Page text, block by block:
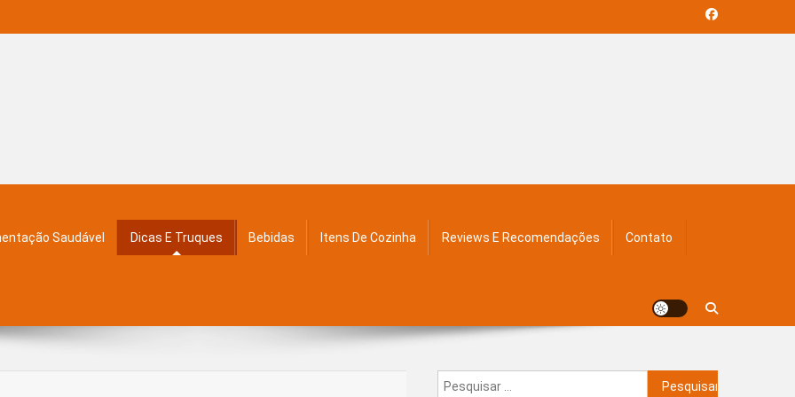
Saudável Dicas E Truques Bebidas Itens De Cozinha Reviews E Recomendações Contato
Pesquisar